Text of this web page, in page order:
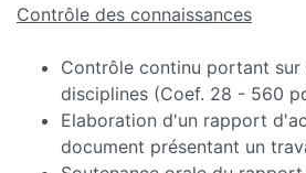
Contrôle des connaissances
Contrôle continu portant sur
disciplines (Coef. 28 - 560
Elaboration d'un rapport
document présentant un